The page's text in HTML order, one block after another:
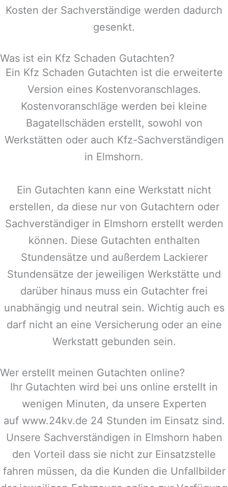
Kosten der Sachverständige werden dadurch
gesenkt.
Was ist ein Kfz Schaden Gutachten?
Ein Kfz Schaden Gutachten ist die erweiterte
Version eines Kostenvoranschlages.
Kostenvoranschläge werden bei kleine
Bagatellschäden erstellt, sowohl von
Werkstätten oder auch Kfz-Sachverständigen
in Elmshorn.
Ein Gutachten kann eine Werkstatt nicht
erstellen, da diese nur von Gutachtern oder
Sachverständiger in Elmshorn erstellt werden
können. Diese Gutachten enthalten
Stundensätze und außerdem Lackierer
Stundensätze der jeweiligen Werkstätte und
darüber hinaus muss ein Gutachter frei
unabhängig und neutral sein. Wichtig auch es
darf nicht an eine Versicherung oder an eine
Werkstatt gebunden sein.
Wer erstellt meinen Gutachten online?
Ihr Gutachten wird bei uns online erstellt in
wenigen Minuten, da unsere Experten
auf www.24kv.de 24 Stunden im Einsatz sind.
Unsere Sachverständigen in Elmshorn haben
den Vorteil dass sie nicht zur Einsatzstelle
fahren müssen, da die Kunden die Unfallbilder